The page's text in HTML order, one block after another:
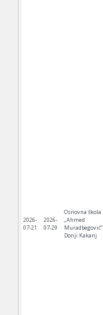
2026-
07-21
2026-
07-29
Osnovna škola
„Ahmed
Muradbegović“
Donji Kakanj